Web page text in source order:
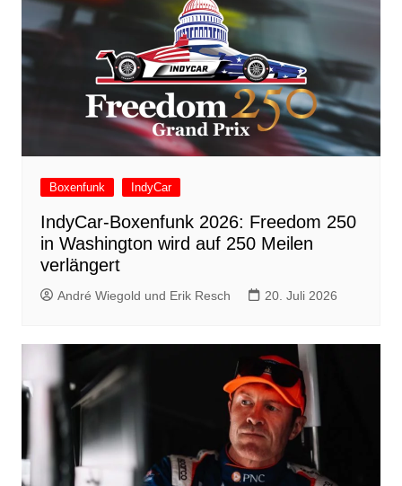
Boxenfunk IndyCar
IndyCar-Boxenfunk 2026: Freedom 250
in Washington wird auf 250 Meilen
verlängert
André Wiegold und Erik Resch 20. Juli 2026